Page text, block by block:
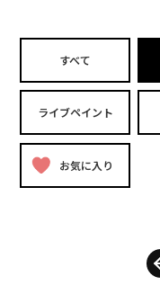
すべて
ライブペイント
お気に入り